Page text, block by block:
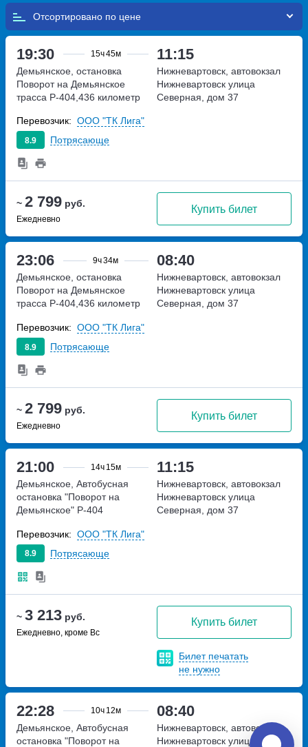
Отсортировано по
19:30 15ч45м 11:15
~ 2 799 руб.
Ежедневно
Купить билет
Демьянское, остановка
Поворот на Демьянское
трасса Р-404,436 километр
Нижневартовск, автовокзал
Нижневартовск улица
Северная, дом 37
8.9 Потрясающе
Перевозчик: ООО "ТК Лига"
23:06 9ч34м 08:40
~ 2 799 руб.
Ежедневно
Купить билет
Демьянское, остановка
Поворот на Демьянское
трасса Р-404,436 километр
Нижневартовск, автовокзал
Нижневартовск улица
Северная, дом 37
8.9 Потрясающе
Перевозчик: ООО "ТК Лига"
21:00 14ч 15м 11:15
~ 3 213 руб.
Ежедневно, кроме Вс
Купить билет
Билет печатать
не нужно
Демьянское, Автобусная
остановка "Поворот на
Демьянское" Р-404
Нижневартовск, автовокзал
Нижневартовск улица
Северная, дом 37
8.9 Потрясающе
Перевозчик: ООО "ТК Лига"
22:28 10ч 12м 08:40
Демьянское, Автобусная
остановка "Поворот на
Нижневартовск, автовокзал
Нижневартовск улица